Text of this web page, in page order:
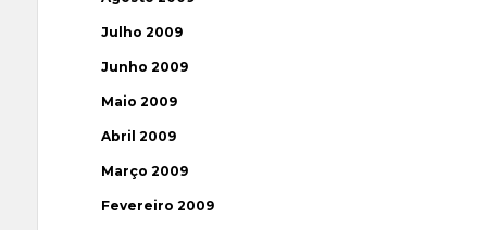
Julho 2009
Junho 2009
Maio 2009
Abril 2009
Março 2009
Fevereiro 2009